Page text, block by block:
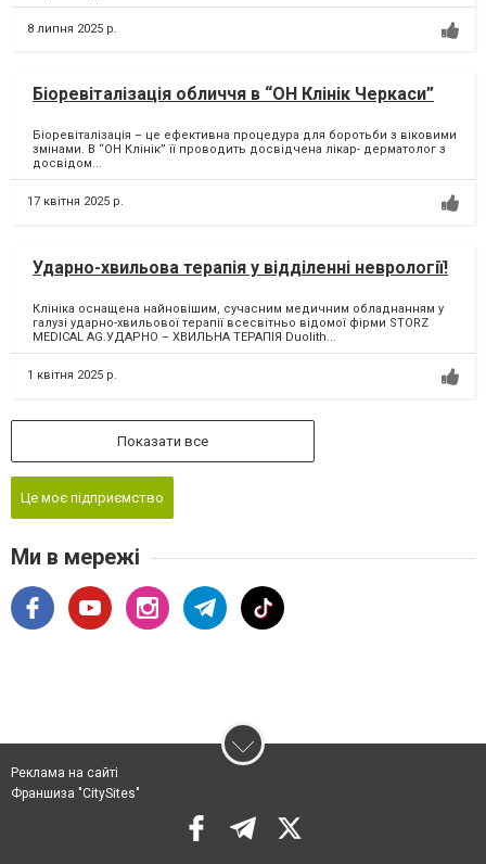
8 липня 2025 р.
Біоревіталізація обличчя в “ОН Клінік Черкаси”
Біоревіталізація – це ефективна процедура для боротьби з віковими
змінами. В “ОН Клінік” її проводить досвідчена лікар- дерматолог з
досвідом...
17 квітня 2025 р.
Ударно-хвильова терапія у відділенні неврології!
Клініка оснащена найновішим, сучасним медичним обладнанням у
галузі ударно-хвильової терапії всесвітньо відомої фірми STORZ
MEDICAL AG.УДАРНО – ХВИЛЬНА ТЕРАПІЯ Duolith...
1 квітня 2025 р.
Показати все
Це моє підприємство
Ми в мережі
Реклама на сайті
Франшиза "CitySites"